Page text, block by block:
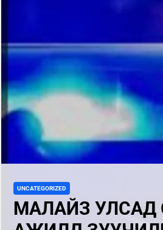
UNCATEGORIZED
МАЛАЙЗ УЛСАД